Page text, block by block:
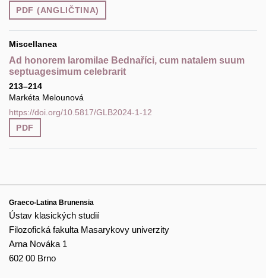
PDF (ANGLIČTINA)
Miscellanea
Ad honorem Iaromilae Bednaříci, cum natalem suum
septuagesimum celebrarit
213–214
Markéta Melounová
https://doi.org/10.5817/GLB2024-1-12
PDF
Graeco-Latina Brunensia
Ústav klasických studií
Filozofická fakulta Masarykovy univerzity
Arna Nováka 1
602 00 Brno